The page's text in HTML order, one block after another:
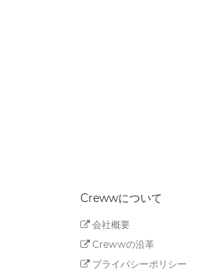
Crewwについて
会社概要
Crewwの沿革
プライバシーポリシー